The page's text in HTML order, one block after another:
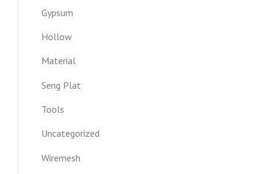
Gypsum
Hollow
Material
Seng Plat
Tools
Uncategorized
Wiremesh